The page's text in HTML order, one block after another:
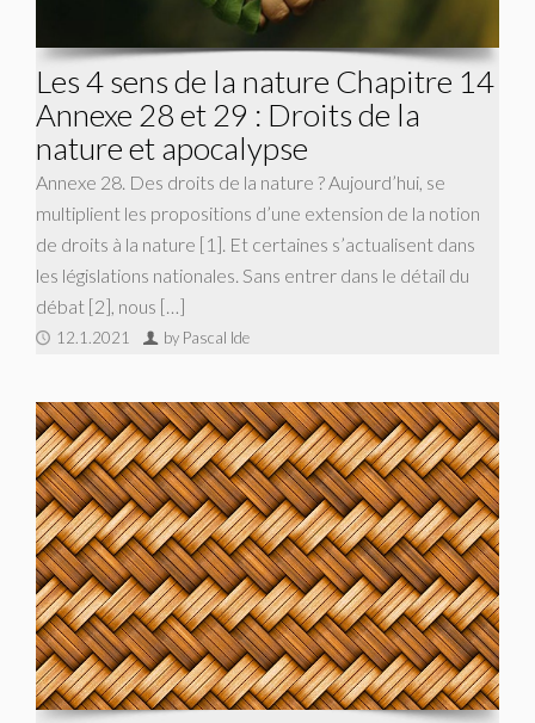
Les 4 sens de la nature Chapitre 14
Annexe 28 et 29 : Droits de la
nature et apocalypse
Annexe 28. Des droits de la nature ? Aujourd’hui, se
multiplient les propositions d’une extension de la notion
de droits à la nature [1]. Et certaines s’actualisent dans
les législations nationales. Sans entrer dans le détail du
débat [2], nous […]
12.1.2021 by Pascal Ide